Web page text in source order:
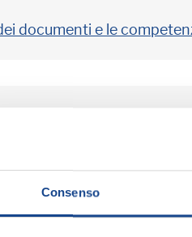
Consenso
documenti e le
accedere alla web